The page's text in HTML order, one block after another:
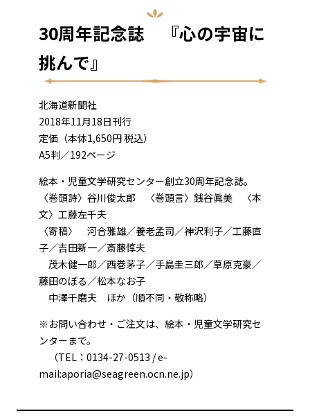
30周年記念誌 『心の宇宙に
挑んで』
北海道新聞社
2018年11月18日刊行
定価（本体1,650円 税込）
A5判／192ページ
絵本・児童文学研究センター創立30周年記念誌。
〈巻頭詩〉谷川俊太郎 〈巻頭言〉銭谷眞美 〈本
文〉工藤左千夫
〈寄稿〉 河合雅雄／養老孟司／神沢利子／工藤直
子／吉田新一／斎藤惇夫
茂木健一郎／西巻茅子／手島圭三郎／草原克豪／
藤田のぼる／松本なお子
中澤千磨夫 ほか（順不同・敬称略）
※お問い合わせ・ご注文は、絵本・児童文学研究セ
ンターまで。
（TEL：0134-27-0513 / e-
mail:aporia@seagreen.ocn.ne.jp）